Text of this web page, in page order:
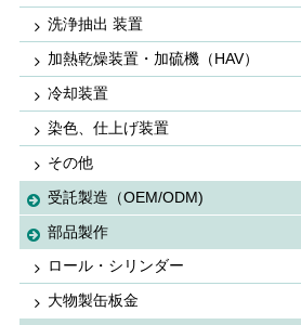
洗浄抽出 装置
加熱乾燥装置・加硫機（HAV）
冷却装置
染色、仕上げ装置
その他
受託製造（OEM/ODM)
部品製作
ロール・シリンダー
大物製缶板金